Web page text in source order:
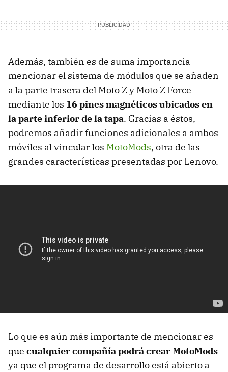
Además, también es de suma importancia
mencionar el sistema de módulos que se añaden
a la parte trasera del Moto Z y Moto Z Force
mediante los 16 pines magnéticos ubicados en
la parte inferior de la tapa. Gracias a éstos,
podremos añadir funciones adicionales a ambos
móviles al vincular los MotoMods, otra de las
grandes características presentadas por Lenovo.
Lo que es aún más importante de mencionar es
que cualquier compañía podrá crear MotoMods
ya que el programa de desarrollo está abierto a